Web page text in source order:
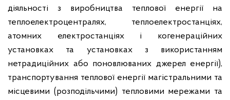
діяльності з виробництва теплової енергії на
теплоелектроцентралях, теплоелектростанціях,
атомних електростанціях і когенераційних
установках та установках з використанням
нетрадиційних або поновлюваних джерел енергії),
транспортування теплової енергії магістральними та
місцевими (розподільчими) тепловими мережами та